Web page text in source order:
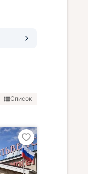
Список